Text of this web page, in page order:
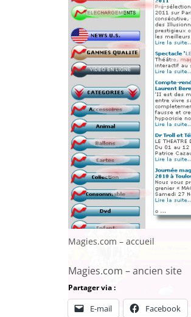
Magies.com – accueil
Magies.com – ancien site
Partager via :
E-mail Facebook